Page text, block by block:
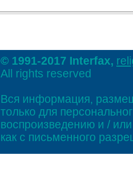
© 1991-2017 Interfax,
All rights reserved
Вся информация,
только для
воспроизведению и /
как с письменного